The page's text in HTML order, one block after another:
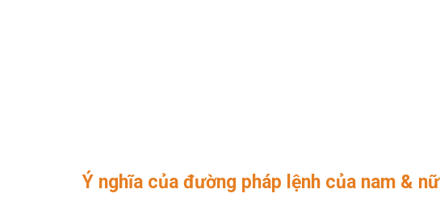
Ý nghĩa của đường pháp lệnh của nam & nữ